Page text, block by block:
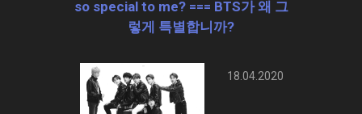
so special to me? === BTS가 왜 그
렇게 특별합니까?
18.04.2020